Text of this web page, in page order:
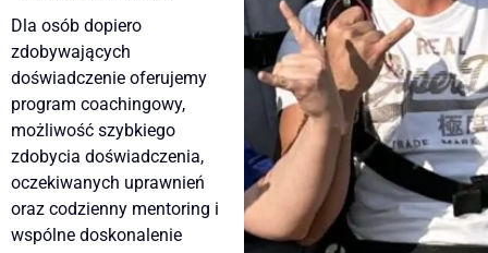
Dla osób dopiero
zdobywających
doświadczenie oferujemy
program coachingowy,
możliwość szybkiego
zdobycia doświadczenia,
oczekiwanych uprawnień
oraz codzienny mentoring i
wspólne doskonalenie